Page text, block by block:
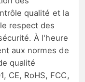
qualité et la
respect des
À l'heure
aux normes de
qualité
CE, RoHS, FCC,